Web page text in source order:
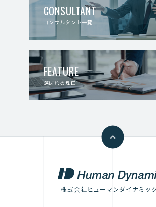
CONSULTANT
コンサルタント一覧
FEATURE
選ばれる理由
株式会社ヒューマンダイナミッ